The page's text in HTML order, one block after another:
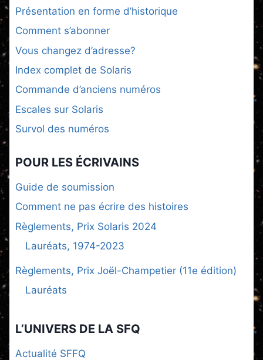
Présentation en forme d’historique
Comment s’abonner
Vous changez d’adresse?
Index complet de Solaris
Commande d’anciens numéros
Escales sur Solaris
Survol des numéros
POUR LES ÉCRIVAINS
Guide de soumission
Comment ne pas écrire des histoires
Règlements, Prix Solaris 2024
Lauréats, 1974-2023
Règlements, Prix Joël-Champetier (11e édition)
Lauréats
L’UNIVERS DE LA SFQ
Actualité SFFQ